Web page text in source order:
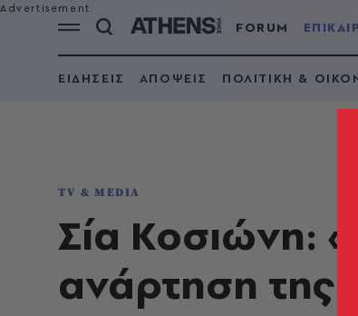
FORUM
ΕΙΔΗΣΕΙΣ ΑΠΟΨΕΙΣ ΠΟΛΙΤΙΚΗ &
TV & MEDIA
Σία Κοσιώνη:
ανάρτηση της